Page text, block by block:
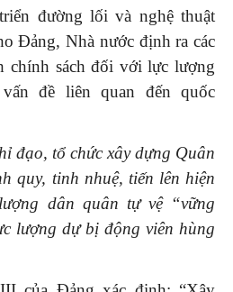
đường lối và nghệ thuật
Đảng, Nhà nước định ra các
chính sách đối với lực lượng
đề liên quan đến quốc
đạo, tổ chức xây dựng Quân
quy, tinh nhuệ, tiến lên hiện
dân quân tự vệ “vững
lượng dự bị động viên hùng